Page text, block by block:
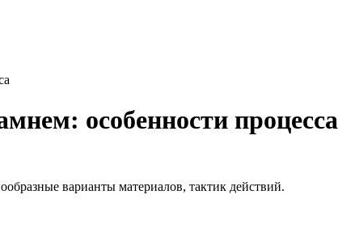
особенности процесса
варианты материалов, тактик действий.